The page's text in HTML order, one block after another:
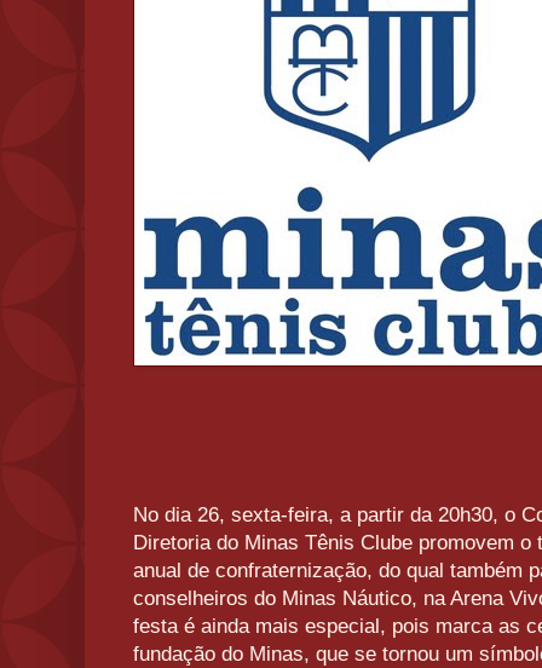
No dia 26, sexta-feira, a partir da 20h30, o
Diretoria do Minas Tênis Clube promovem o
anual de confraternização, do qual também
conselheiros do Minas Náutico, na Arena
festa é ainda mais especial, pois marca as
fundação do Minas, que se tornou um